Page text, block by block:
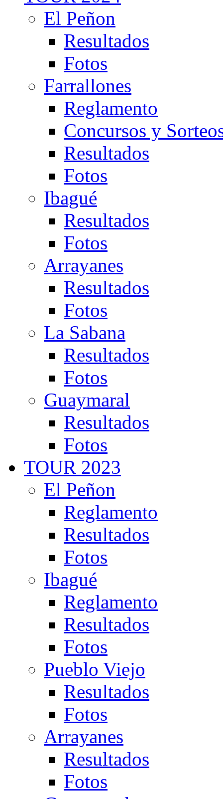
El Peñon
Resultados
Fotos
Farrallones
Reglamento
Concursos y
Resultados
Fotos
Ibagué
Resultados
Fotos
Arrayanes
Resultados
Fotos
La Sabana
Resultados
Fotos
Guaymaral
Resultados
Fotos
TOUR 2023
El Peñon
Reglamento
Resultados
Fotos
Ibagué
Reglamento
Resultados
Fotos
Pueblo Viejo
Resultados
Fotos
Arrayanes
Resultados
Fotos